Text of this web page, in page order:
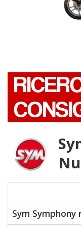
Sym Symphony